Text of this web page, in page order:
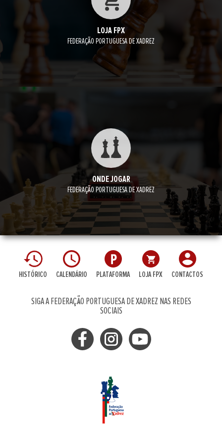
LOJA FPX
FEDERAÇÃO PORTUGUESA DE XADREZ
ONDE JOGAR
FEDERAÇÃO PORTUGUESA DE XADREZ
HISTÓRICO CALENDÁRIO PLATAFORMA LOJA FPX CONTACTOS
SIGA A FEDERAÇÃO PORTUGUESA DE XADREZ NAS REDES
SOCIAIS